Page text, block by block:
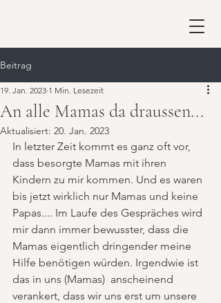
Beitrag
An alle Mamas da draussen...
19. Jan. 2023 1 Min. Lesezeit
Aktualisiert: 20. Jan. 2023
In letzter Zeit kommt es ganz oft vor,
dass besorgte Mamas mit ihren
Kindern zu mir kommen. Und es waren
bis jetzt wirklich nur Mamas und keine
Papas.... Im Laufe des Gespräches wird
mir dann immer bewusster, dass die
Mamas eigentlich dringender meine
Hilfe benötigen würden. Irgendwie ist
das in uns (Mamas)  anscheinend
verankert, dass wir uns erst um unsere